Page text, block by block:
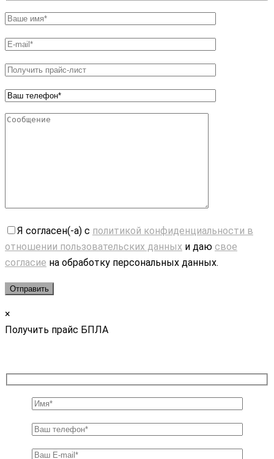
Я согласен(-а) с политикой конфиденциальности в
отношении пользовательских данных и даю свое
согласие на обработку персональных данных.
×
Получить прайс БПЛА